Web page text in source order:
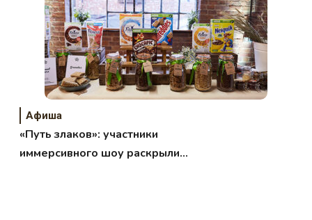
Афиша
«Путь злаков»: участники
иммерсивного шоу раскрыли